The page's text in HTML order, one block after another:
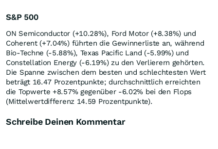
S&P 500
ON Semiconductor (+10.28%), Ford Motor (+8.38%) und
Coherent (+7.04%) führten die Gewinnerliste an, während
Bio‑Techne (-5.88%), Texas Pacific Land (-5.99%) und
Constellation Energy (-6.19%) zu den Verlierern gehörten.
Die Spanne zwischen dem besten und schlechtesten Wert
beträgt 16.47 Prozentpunkte; durchschnittlich erreichten
die Topwerte +8.57% gegenüber -6.02% bei den Flops
(Mittelwertdifferenz 14.59 Prozentpunkte).
Schreibe Deinen Kommentar